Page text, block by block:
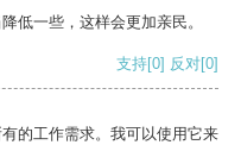
低一些，这样会更加亲民。
支持[0] 反对[0]
的工作需求。我可以使用它来